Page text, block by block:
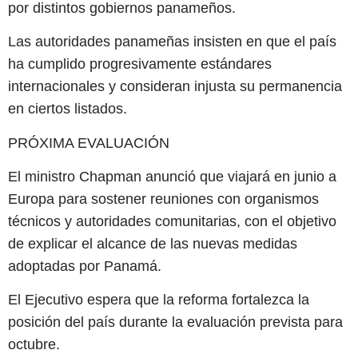
por distintos gobiernos panameños.
Las autoridades panameñas insisten en que el país
ha cumplido progresivamente estándares
internacionales y consideran injusta su permanencia
en ciertos listados.
PRÓXIMA EVALUACIÓN
El ministro Chapman anunció que viajará en junio a
Europa para sostener reuniones con organismos
técnicos y autoridades comunitarias, con el objetivo
de explicar el alcance de las nuevas medidas
adoptadas por Panamá.
El Ejecutivo espera que la reforma fortalezca la
posición del país durante la evaluación prevista para
octubre.